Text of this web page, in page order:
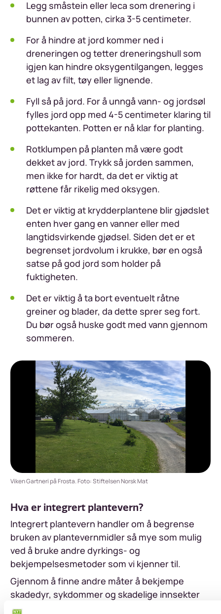
Legg småstein eller leca som drenering i
bunnen av potten, cirka 3-5 centimeter.
For å hindre at jord kommer ned i
dreneringen og tetter dreneringshull som
igjen kan hindre oksygentilgangen, legges
et lag av filt, tøy eller lignende.
Fyll så på jord. For å unngå vann- og jordsøl
fylles jord opp med 4-5 centimeter klaring til
pottekanten. Potten er nå klar for planting.
Rotklumpen på planten må være godt
dekket av jord. Trykk så jorden sammen,
men ikke for hardt, da det er viktig at
røttene får rikelig med oksygen.
Det er viktig at krydderplantene blir gjødslet
enten hver gang en vanner eller med
langtidsvirkende gjødsel. Siden det er et
begrenset jordvolum i krukke, bør en også
satse på god jord som holder på
fuktigheten.
Det er viktig å ta bort eventuelt råtne
greiner og blader, da dette sprer seg fort.
Du bør også huske godt med vann gjennom
sommeren.
Viken Gartneri på Frosta. Foto: Stiftelsen Norsk Mat
Hva er integrert plantevern?
Integrert plantevern handler om å begrense
bruken av plantevernmidler så mye som mulig
ved å bruke andre dyrkings- og
bekjempelsesmetoder som vi kjenner til.
Gjennom å finne andre måter å bekjempe
skadedyr, sykdommer og skadelige innsekter
på, så reduserer vi bruken av plantevernmidler.